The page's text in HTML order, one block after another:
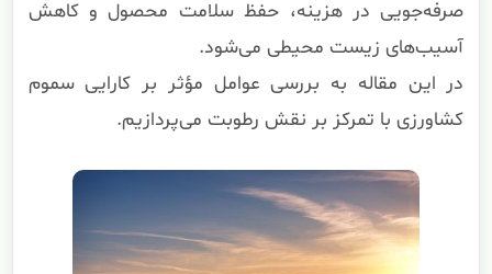
صرفه‌جویی در هزینه، حفظ سلامت محصول و کاهش
آسیب‌های زیست محیطی می‌شود.
در این مقاله به بررسی عوامل مؤثر بر کارایی سموم
کشاورزی با تمرکز بر نقش رطوبت می‌پردازیم.